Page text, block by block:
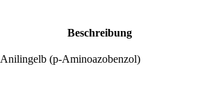
Beschreibung
Anilingelb (p-Aminoazobenzol)